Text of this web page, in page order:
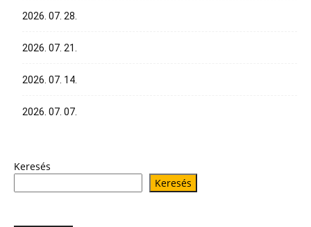
2026. 07. 28.
2026. 07. 21.
2026. 07. 14.
2026. 07. 07.
Keresés
Keresés